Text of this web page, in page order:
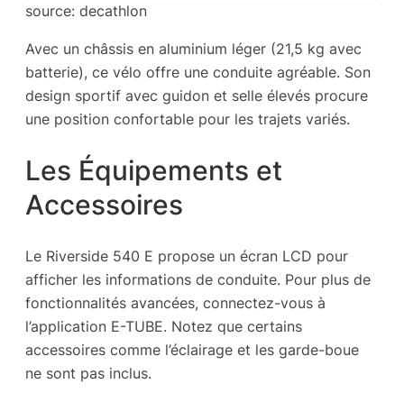
source: decathlon
Avec un châssis en aluminium léger (21,5 kg avec
batterie), ce vélo offre une conduite agréable. Son
design sportif avec guidon et selle élevés procure
une position confortable pour les trajets variés.
Les Équipements et
Accessoires
Le Riverside 540 E propose un écran LCD pour
afficher les informations de conduite. Pour plus de
fonctionnalités avancées, connectez-vous à
l’application E-TUBE. Notez que certains
accessoires comme l’éclairage et les garde-boue
ne sont pas inclus.